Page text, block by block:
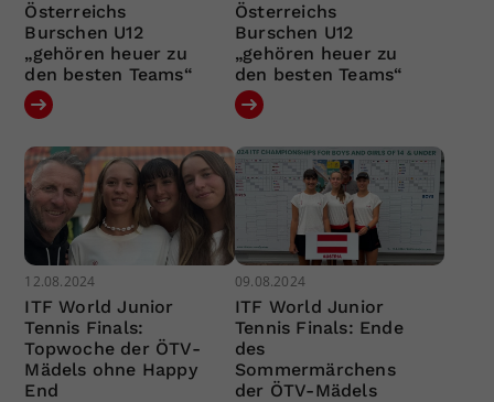
Österreichs
Burschen U12
„gehören heuer zu
den besten Teams“
Österreichs
Burschen U12
„gehören heuer zu
den besten Teams“
12.08.2024
ITF World Junior
Tennis Finals:
Topwoche der ÖTV-
Mädels ohne Happy
End
09.08.2024
ITF World Junior
Tennis Finals: Ende
des
Sommermärchens
der ÖTV-Mädels